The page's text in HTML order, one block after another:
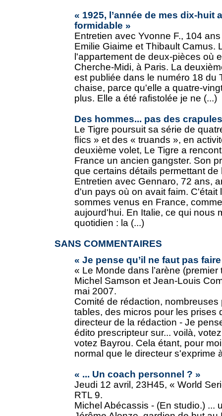
« 1925, l’année de mes dix-huit
formidable »
Entretien avec Yvonne F., 104
Emilie Giaime et Thibault Camus.
l'appartement de deux-pièces où
Cherche-Midi, à Paris. La
est publiée dans le numéro 18 du
chaise, parce qu'elle a quatre-
plus. Elle a été rafistolée je ne (...)
Des hommes... pas des crapules
Le Tigre poursuit sa série de
ﬂics » et des « truands », en
deuxième volet, Le Tigre a
France un ancien gangster. Son
que certains détails permettant de
Entretien avec Gennaro, 72 ans,
d'un pays où on avait faim. C'était
sommes venus en France,
aujourd'hui. En Italie, ce qui nous
quotidien : la (...)
SANS COMMENTAIRES
« Je pense qu’il ne faut pas
« Le Monde dans l’arène
Michel Samson et Jean-Louis
mai 2007.
Comité de rédaction,
tables, des micros pour les prises
directeur de la rédaction - Je
édito prescripteur sur... voilà,
votez Bayrou. Cela étant, pour
normal que le directeur s'exprime
« ... Un coach personnel ? »
Jeudi 12 avril, 23H45, « World
RTL 9.
Michel Abécassis - (En studio.) ...